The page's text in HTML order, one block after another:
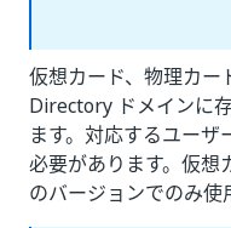
仮想カード、物理カ
Directory ドメインに
ます。対応するユー
必要があります。仮
のバージョンでのみ使